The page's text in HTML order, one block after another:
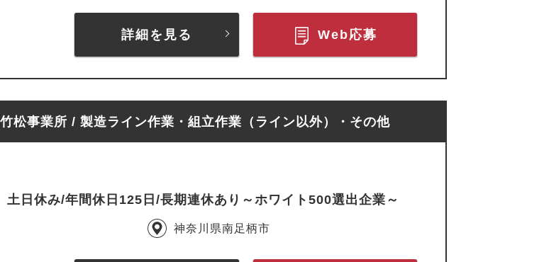
詳細を見る Web応募
事業所 / 製造ライン作業・組立作業（ライン以外）・その他
土日休み/年間休日125日/長期連休あり～ホワイト500選出企業～
神奈川県南足柄市